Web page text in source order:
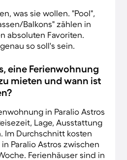
was sie wollen. "Pool",
Balkons" zählen in
absoluten Favoriten.
so soll's sein.
eine Ferienwohnung
mieten und wann ist
in Paralio Astros
Lage, Ausstattung
Im Durchschnitt kosten
Paralio Astros zwischen
Ferienhäuser sind in